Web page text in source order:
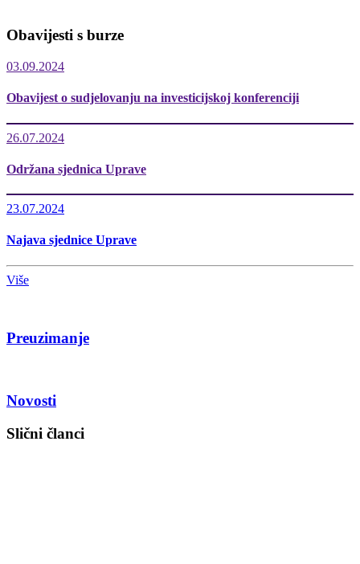
Obavijesti s burze
03.09.2024
Obavijest o sudjelovanju na investicijskoj konferenciji
26.07.2024
Održana sjednica Uprave
23.07.2024
Najava sjednice Uprave
Više
Preuzimanje
Novosti
Slični članci